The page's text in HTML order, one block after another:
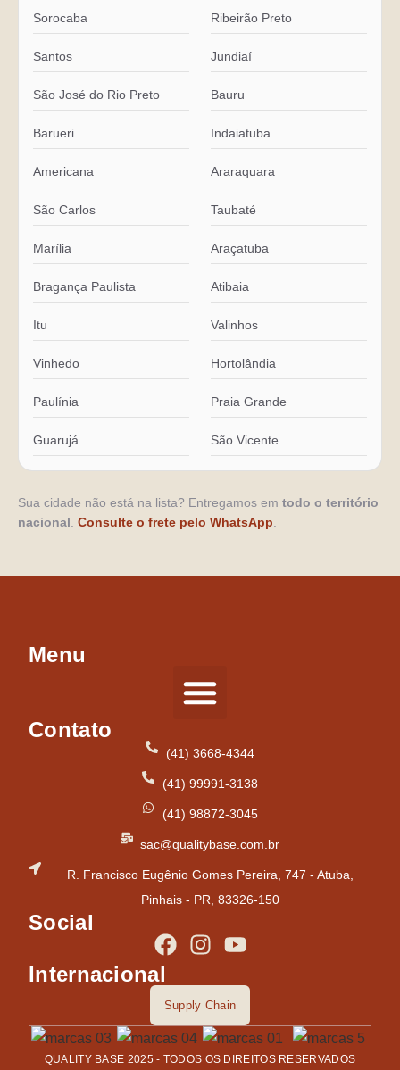
Sorocaba Ribeirão Preto
Santos Jundiaí
São José do Rio Preto Bauru
Barueri Indaiatuba
Americana Araraquara
São Carlos Taubaté
Marília Araçatuba
Bragança Paulista Atibaia
Itu Valinhos
Vinhedo Hortolândia
Paulínia Praia Grande
Guarujá São Vicente
Sua cidade não está na lista? Entregamos em todo o território
nacional Consulte o frete pelo WhatsApp
Menu
Contato
(41) 3668-4344
(41) 99991-3138
(41) 98872-3045
sac@qualitybase.com.br
R. Francisco Eugênio Gomes Pereira, 747 - Atuba,
Pinhais - PR, 83326-150
Social
Internacional
Supply Chain
QUALITY BASE 2025 - TODOS OS DIREITOS RESERVADOS